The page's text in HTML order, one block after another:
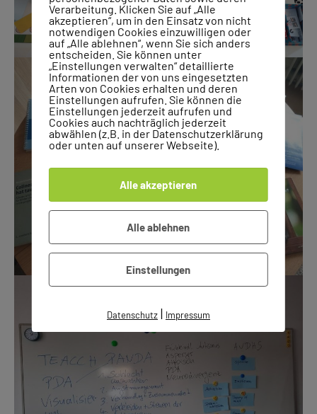
Verarbeitung. Klicken Sie auf „Alle
akzeptieren“, um in den Einsatz von nicht
notwendigen Cookies einzuwilligen oder
auf „Alle ablehnen“, wenn Sie sich anders
entscheiden. Sie können unter
„Einstellungen verwalten“ detaillierte
Informationen der von uns eingesetzten
Arten von Cookies erhalten und deren
Einstellungen aufrufen. Sie können die
Einstellungen jederzeit aufrufen und
Cookies auch nachträglich jederzeit
abwählen (z.B. in der Datenschutzerklärung
oder unten auf unserer Webseite).
Alle akzeptieren
Alle ablehnen
Einstellungen
Datenschutz| Impressum